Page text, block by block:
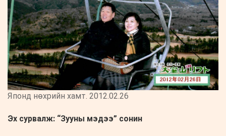
Японд нөхрийн хамт. 2012.02.26
Эх сурвалж: “Зууны мэдээ” сонин